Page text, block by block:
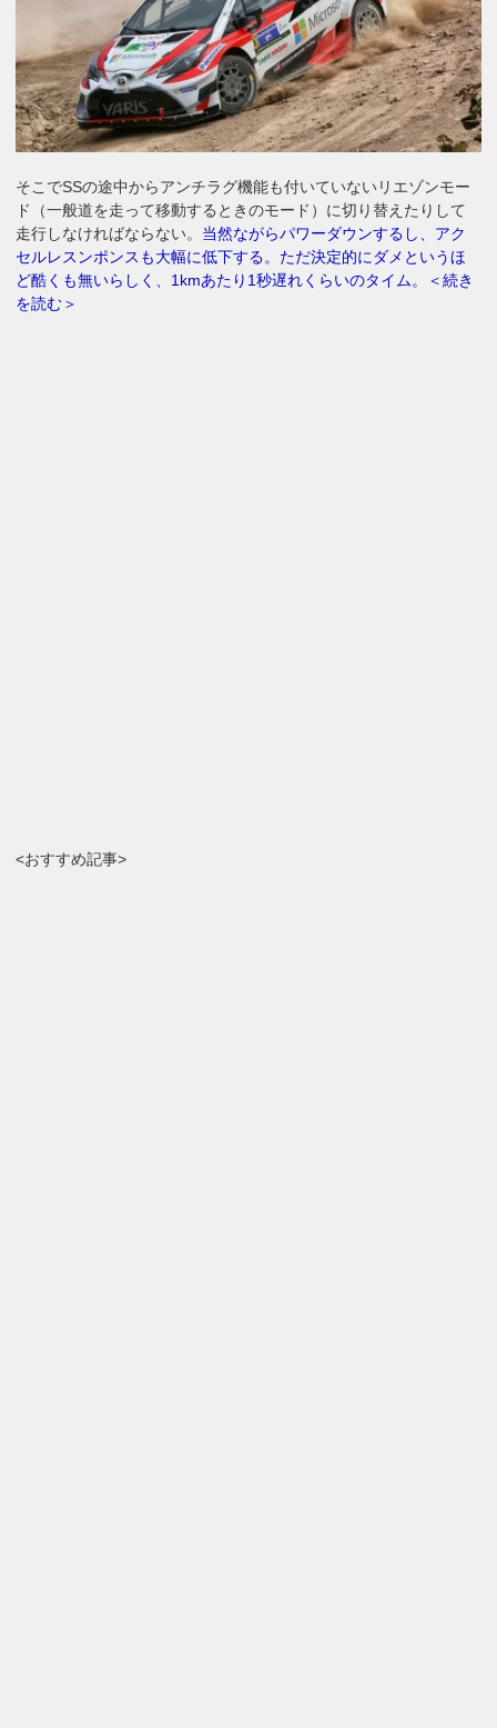
そこでSSの途中からアンチラグ機能も付いていないリエゾンモー
ド（一般道を走って移動するときのモード）に切り替えたりして
走行しなければならない。 当然ながらパワーダウンするし、アク
セルレスンポンスも大幅に低下する。ただ決定的にダメというほ
ど酷くも無いらしく、1kmあたり1秒遅れくらいのタイム。＜続き
を読む＞
<おすすめ記事>